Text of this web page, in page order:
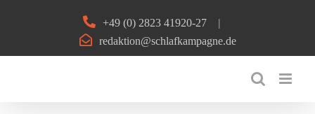
+49 (0) 2823 41920-27
|
redaktion@schlafkampagne.de